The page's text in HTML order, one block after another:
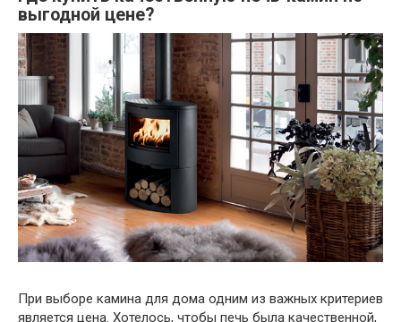
выгодной цене?
При выборе камина для дома одним из важных критериев
является цена. Хотелось, чтобы печь была качественной,